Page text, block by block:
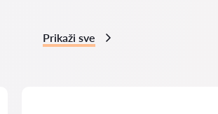
Prikaži sve